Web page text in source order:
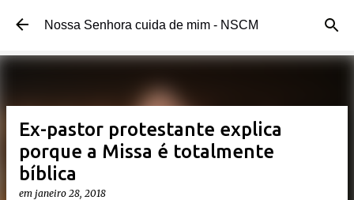
Pular para o conteúdo principal
Nossa Senhora cuida de mim - NSCM
Ex-pastor protestante explica
porque a Missa é totalmente
bíblica
em janeiro 28, 2018